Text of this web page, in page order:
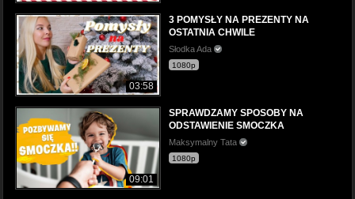
03:58
3 POMYSŁY NA PREZENTY NA
OSTATNIA CHWILE
Słodka Ada
1080p
09:01
SPRAWDZAMY SPOSOBY NA
ODSTAWIENIE SMOCZKA
Maksymalny Tata
1080p